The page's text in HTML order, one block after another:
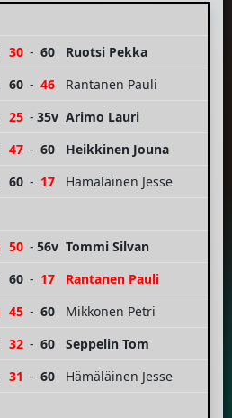
30 - 60
Ruotsi Pekka
60 - 46
Rantanen Pauli
25 - 35v Arimo Lauri
47 - 60
Heikkinen Jouna
60 - 17
Hämäläinen Jesse
50 - 56v Tommi Silvan
60 - 17
Rantanen Pauli
45 - 60
Mikkonen Petri
32 - 60
Seppelin Tom
31 - 60
Hämäläinen Jesse